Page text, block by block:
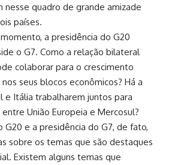
nesse quadro de grande amizade
países.
a presidência do G20
o G7. Como a relação bilateral
colaborar para o crescimento
seus blocos econômicos? Há a
e Itália trabalharem juntos para
União Europeia e Mercosul?
G20 e a presidência do G7, de fato,
sobre os temas que são destaques
Existem alguns temas que